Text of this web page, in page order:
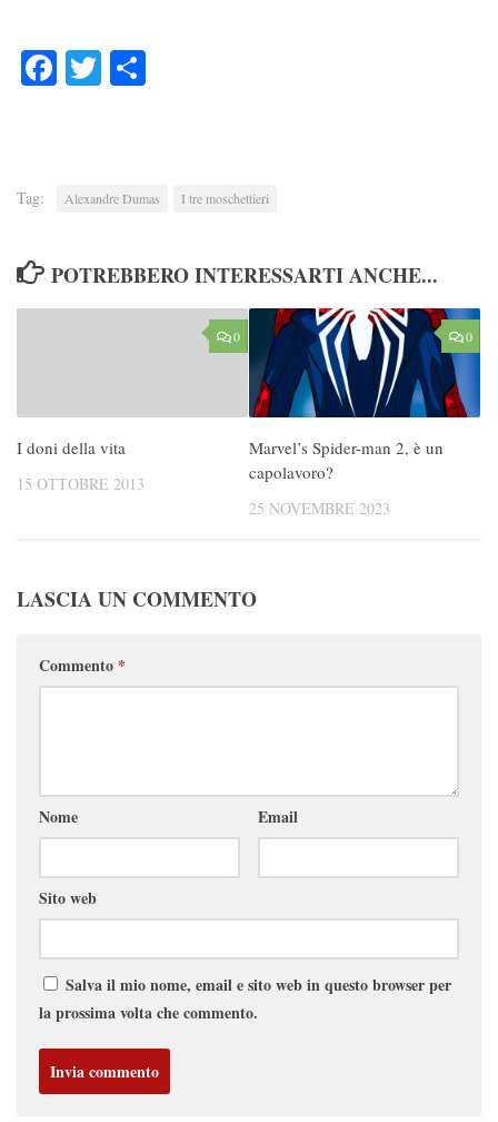
FacebookTwitter
Tag: Alexandre Dumas I tre moschettieri
POTREBBERO INTERESSARTI ANCHE...
0
I doni della vita
15 OTTOBRE 2013
0
Marvel’s Spider-man 2, è un
capolavoro?
25 NOVEMBRE 2023
LASCIA UN COMMENTO
Commento *
Nome Email
Sito web
Salva il mio nome, email e sito web in questo browser per
la prossima volta che commento.